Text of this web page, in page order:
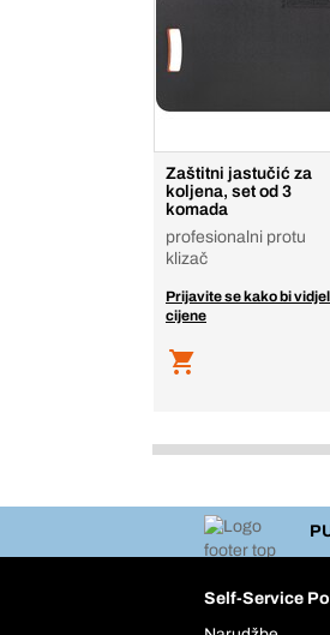
Zaštitni jastučić za
koljena, set od 3
komada
profesionalni protu
klizač
Prijavite se kako bi
cijene
Self-Service